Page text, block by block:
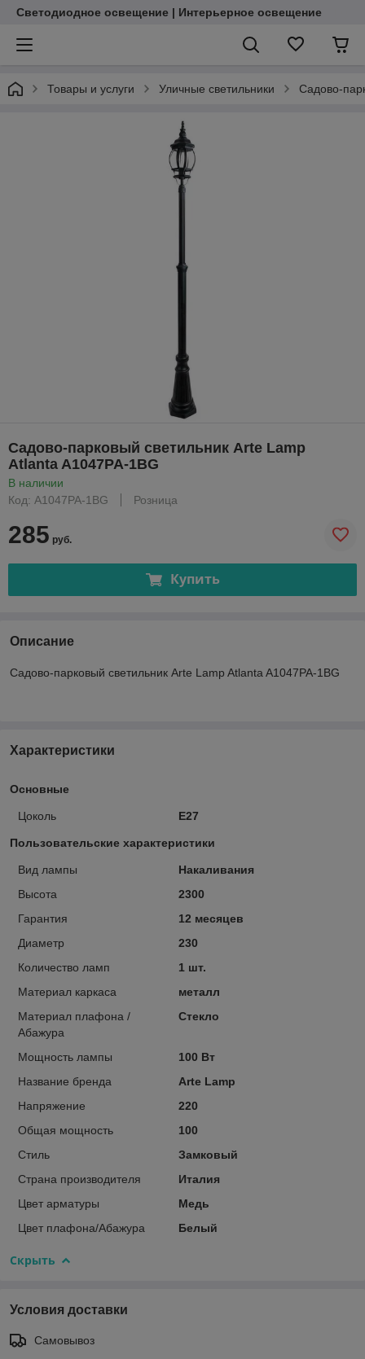
Светодиодное освещение | Интерьерное освещение
Товары и услуги Уличные светильники Садово-
Садово-парковый светильник Arte Lamp
Atlanta A1047PA-1BG
В наличии
Код: A1047PA-1BG
Розница
285 руб.
Купить
Описание
Садово-парковый светильник Arte Lamp Atlanta A1047PA-1BG
Характеристики
Основные
Цоколь E27
Пользовательские характеристики
Вид лампы
Накаливания
Высота
2300
Гарантия
12 месяцев
Диаметр
230
Количество ламп
1 шт.
Материал каркаса
металл
Материал плафона /
Абажура
Стекло
Мощность лампы
100 Вт
Название бренда
Arte Lamp
Напряжение
220
Общая мощность
100
Стиль
Замковый
Страна производителя
Италия
Цвет арматуры
Медь
Цвет плафона/Абажура
Белый
Скрыть
Условия доставки
Самовывоз